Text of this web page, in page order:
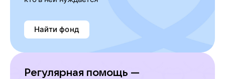
Найти фонд
Регулярная помощь —